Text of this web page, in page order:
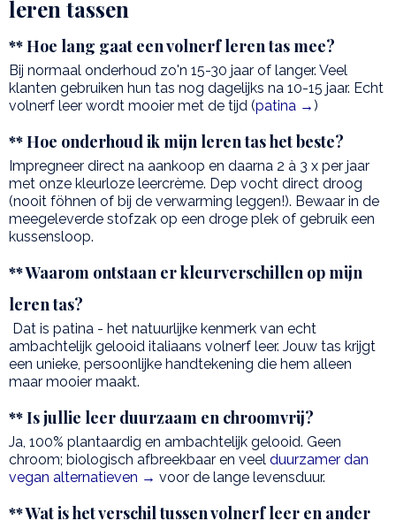
leren tassen
** Hoe lang gaat een volnerf leren tas mee?
Bij normaal onderhoud zo'n 15-30 jaar of langer. Veel
klanten gebruiken hun tas nog dagelijks na 10-15 jaar. Echt
volnerf leer wordt mooier met de tijd (patina → )
** Hoe onderhoud ik mijn leren tas het beste?
Impregneer direct na aankoop en daarna 2 à 3 x per jaar
met onze kleurloze leercrème. Dep vocht direct droog
(nooit föhnen of bij de verwarming leggen!). Bewaar in de
meegeleverde stofzak op een droge plek of gebruik een
kussensloop.
** Waarom ontstaan er kleurverschillen op mijn
leren tas?
Dat is patina - het natuurlijke kenmerk van echt
ambachtelijk gelooid italiaans volnerf leer. Jouw tas krijgt
een unieke, persoonlijke handtekening die hem alleen
maar mooier maakt.
** Is jullie leer duurzaam en chroomvrij?
Ja, 100% plantaardig en ambachtelijk gelooid. Geen
chroom; biologisch afbreekbaar en veel duurzamer dan
vegan alternatieven → voor de lange levensduur.
** Wat is het verschil tussen volnerf leer en ander